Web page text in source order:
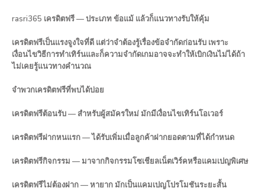
rasri365 เครดิตฟรี — ประเภท ข้อแม้ แล้วก็แนวทางรับให้คุ้ม
เครดิตฟรีเป็นแรงจูงใจที่ดี แต่ว่าจำต้องรู้เรื่องข้อจำกัดก่อนรับ เพราะ
เงื่อนไขวิธีการทำเทิร์นและก็ความจำกัดเกมอาจจะทำให้เบิกเงินไม่ได้ถ้า
ไม่เคยรู้แนวทางคำนวณ
จำพวกเครดิตฟรีที่พบได้บ่อย
เครดิตฟรีต้อนรับ — สำหรับผู้สมัครใหม่ มักมีเงื่อนไขเทิร์นโอเวอร์
เครดิตฟรีฝากหนแรก — ได้รับเพิ่มเมื่อลูกค้าฝากยอดตามที่ได้กำหนด
เครดิตฟรีกิจกรรม — มาจากกิจกรรมโซเชียลเน็ตเวิร์คหรือแคมเปญพิเศษ
เครดิตฟรีไม่ต้องฝาก — หายาก มักเป็นแคมเปญโปรโมชันระยะสั้น